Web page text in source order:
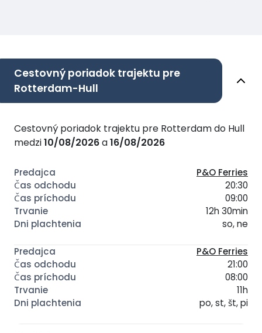
Cestovný poriadok trajektu pre
Rotterdam-Hull
Cestovný poriadok trajektu pre Rotterdam do Hull
medzi10/08/2026a16/08/2026
P&O Ferries
20:30
09:00
12h 30min
so, ne
P&O Ferries
21:00
08:00
11h
po, st, št, pi